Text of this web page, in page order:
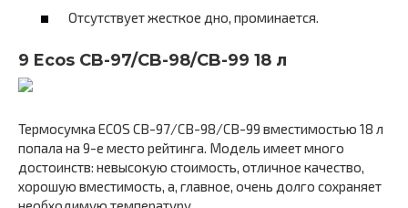
Отсутствует жесткое дно, проминается.
9 Ecos CB-97/CB-98/CB-99 18 л
Термосумка ECOS CB-97/CB-98/CB-99 вместимостью 18 л
попала на 9-е место рейтинга. Модель имеет много
достоинств: невысокую стоимость, отличное качество,
хорошую вместимость, а, главное, очень долго сохраняет